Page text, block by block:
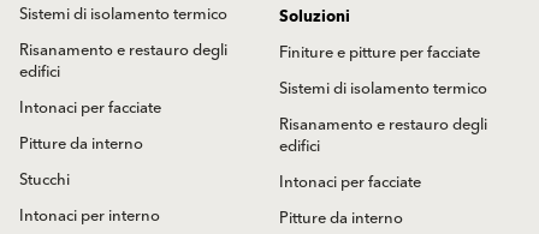
Sistemi di isolamento termico
Risanamento e restauro degli
edifici
Intonaci per facciate
Pitture da interno
Stucchi
Intonaci per interno
Soluzioni
Finiture e pitture per facciate
Sistemi di isolamento termico
Risanamento e restauro degli
edifici
Intonaci per facciate
Pitture da interno